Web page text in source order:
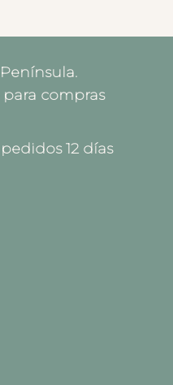
la Península.
compras
12 días